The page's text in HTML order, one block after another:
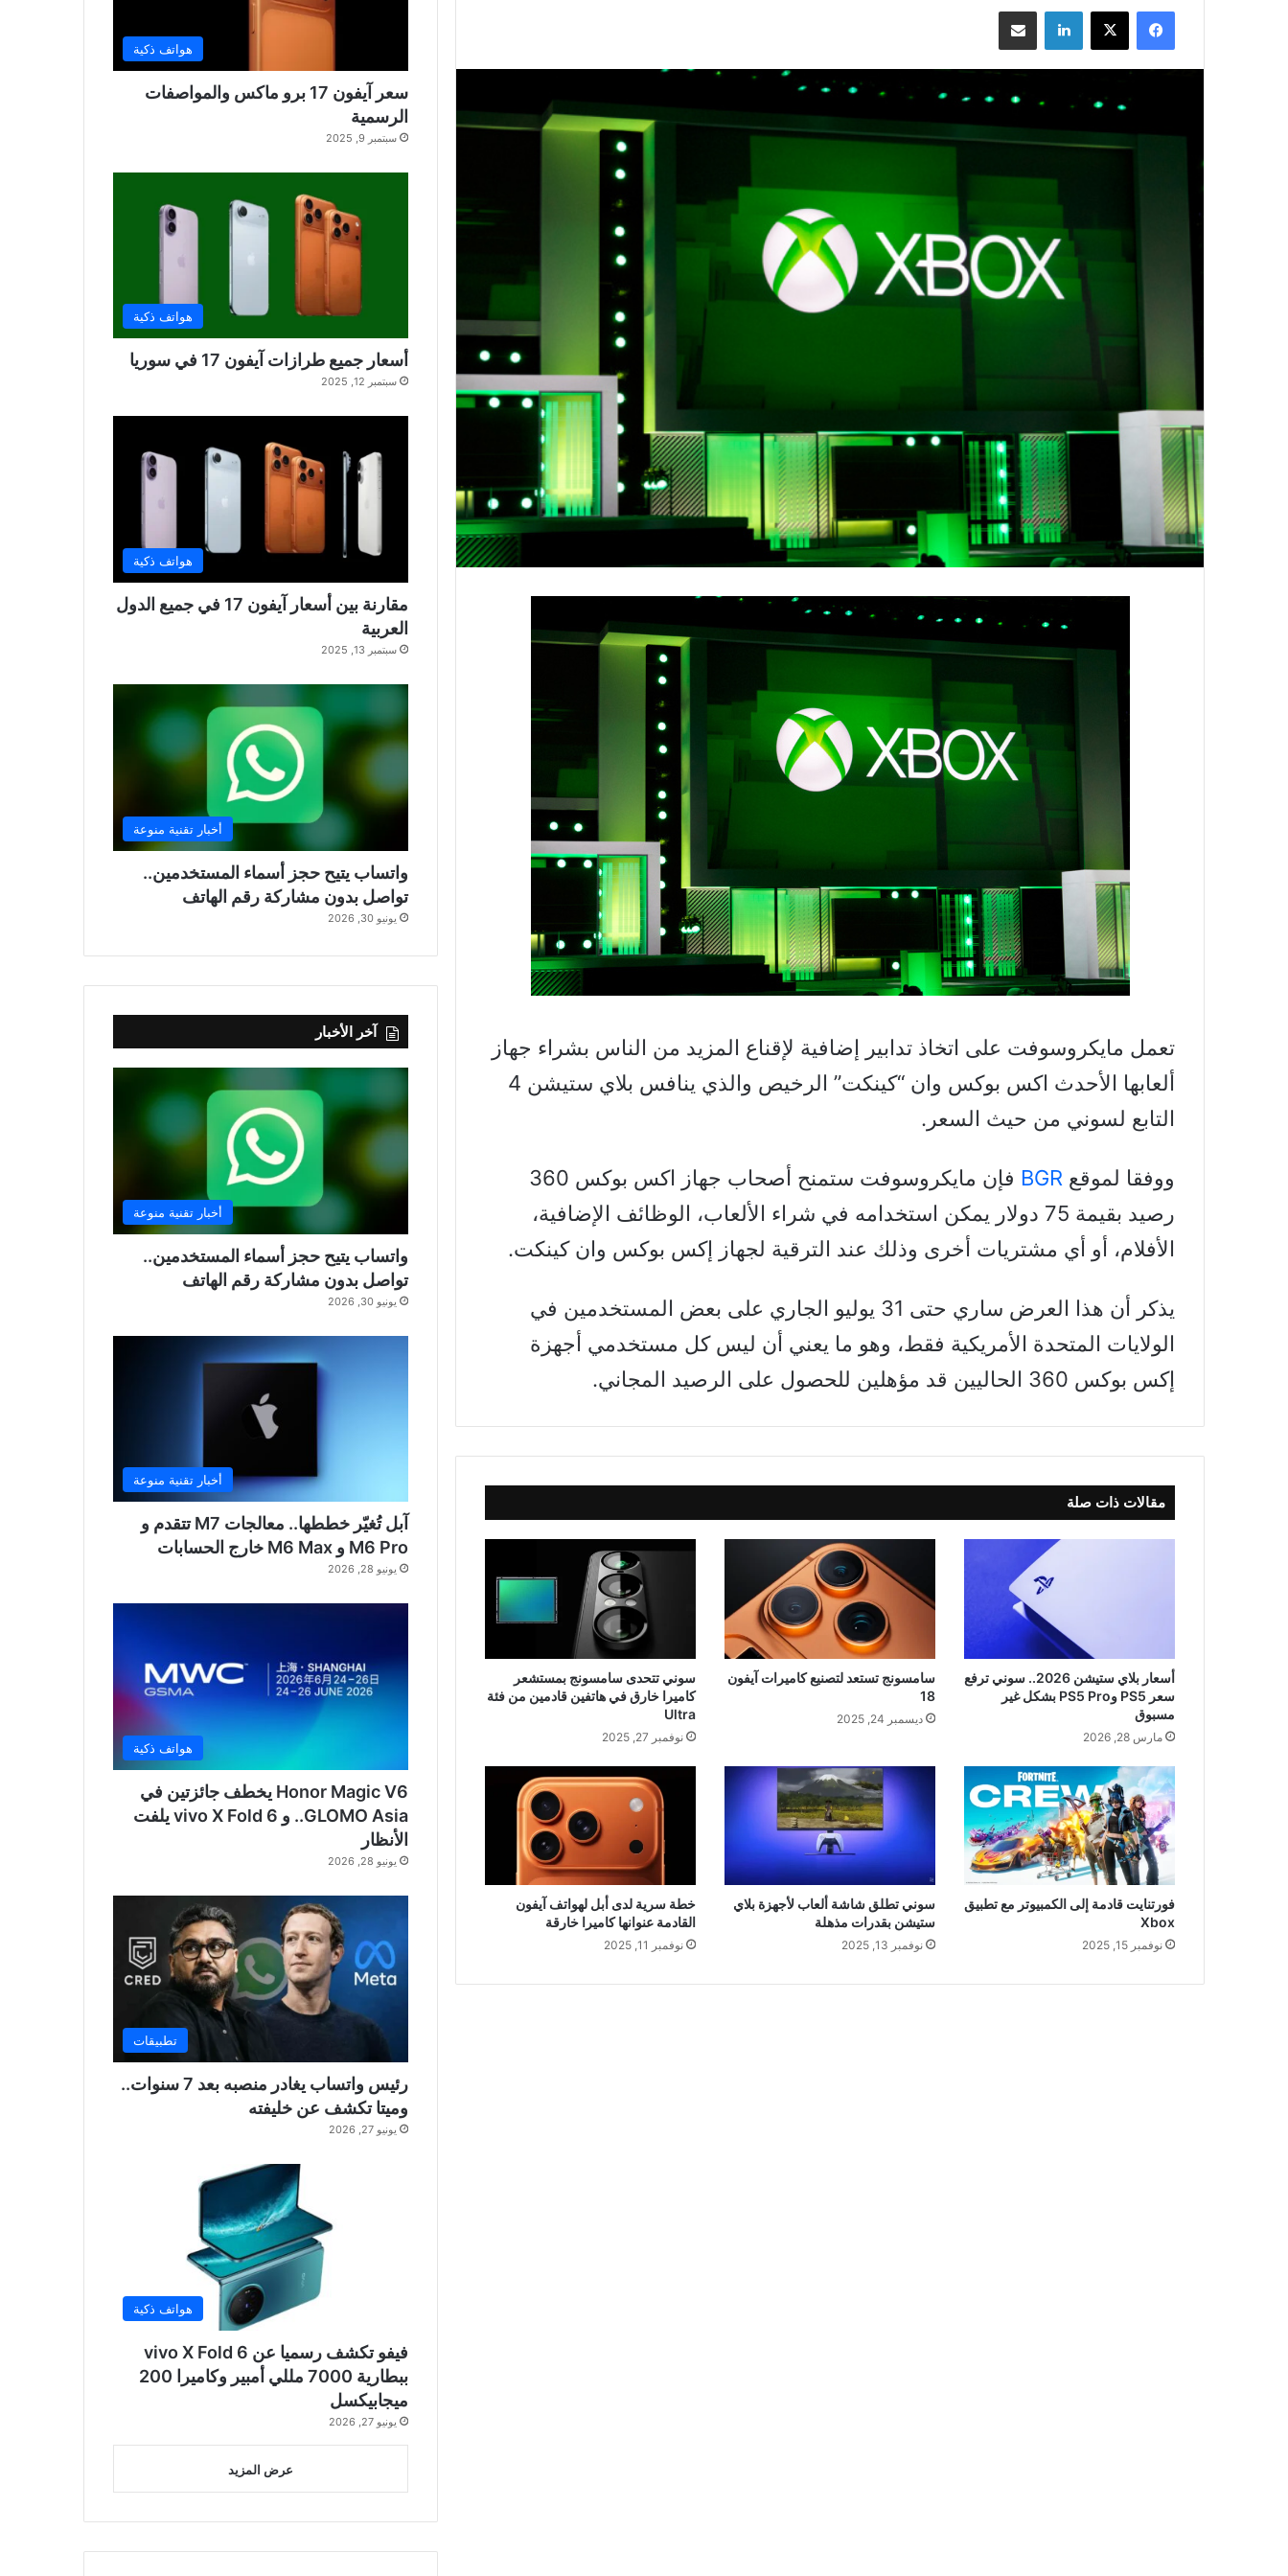
فيسبوك ‫X لينكدإن مشاركة بالبريد الإلكتروني
تعمل مايكروسوفت على اتخاذ تدابير إضافية لإقناع المزيد من الناس بشراء جهاز
ألعابها الأحدث اكس بوكس وان “كينكت” الرخيص والذي ينافس بلاي ستيشن 4
التابع لسوني من حيث السعر.
ووفقا لموقع BGR
فإن مايكروسوفت ستمنح أصحاب جهاز اكس بوكس 360
رصيد بقيمة 75 دولار يمكن استخدامه في شراء الألعاب، الوظائف الإضافية،
الأفلام، أو أي مشتريات أخرى وذلك عند الترقية لجهاز إكس بوكس وان كينكت.
يذكر أن هذا العرض ساري حتى 31 يوليو الجاري على بعض المستخدمين في
الولايات المتحدة الأمريكية فقط، وهو ما يعني أن ليس كل مستخدمي أجهزة
إكس بوكس ​​360 الحاليين قد مؤهلين للحصول على الرصيد المجاني.
مقالات ذات صلة
أسعار بلاي ستيشن 2026.. سوني ترفع
سعر PS5 وPS5 Pro بشكل غير
مسبوق
مارس 28, 2026
سامسونج تستعد لتصنيع كاميرات آيفون
18
ديسمبر 24, 2025
سوني تتحدى سامسونج بمستشعر
كاميرا خارق في هاتفين قادمين من فئة
Ultra
نوفمبر 27, 2025
فورتنايت قادمة إلى الكمبيوتر مع تطبيق
Xbox
نوفمبر 15, 2025
سوني تطلق شاشة ألعاب لأجهزة بلاي
ستيشن بقدرات مذهلة
نوفمبر 13, 2025
خطة سرية لدى أبل لهواتف آيفون
القادمة عنوانها كاميرا خارقة
نوفمبر 11, 2025
هواتف ذكية
سعر آيفون 17 برو ماكس والمواصفات
الرسمية
سبتمبر 9, 2025
هواتف ذكية
أسعار جميع طرازات آيفون 17 في سوريا
سبتمبر 12, 2025
هواتف ذكية
مقارنة بين أسعار آيفون 17 في جميع الدول
العربية
سبتمبر 13, 2025
أخبار تقنية منوعة
واتساب يتيح حجز أسماء المستخدمين..
تواصل بدون مشاركة رقم الهاتف
يونيو 30, 2026
آخر الأخبار
أخبار تقنية منوعة
واتساب يتيح حجز أسماء المستخدمين..
تواصل بدون مشاركة رقم الهاتف
يونيو 30, 2026
أخبار تقنية منوعة
آبل تُغيّر خططها.. معالجات M7 تتقدم و
M6 Pro و M6 Max خارج الحسابات
يونيو 28, 2026
هواتف ذكية
Honor Magic V6 يخطف جائزتين في
GLOMO Asia.. و vivo X Fold 6 يلفت
الأنظار
يونيو 28, 2026
تطبيقات
رئيس واتساب يغادر منصبه بعد 7 سنوات..
وميتا تكشف عن خليفته
يونيو 27, 2026
هواتف ذكية
فيفو تكشف رسميا عن vivo X Fold 6
ببطارية 7000 مللي أمبير وكاميرا 200
ميجابيكسل
يونيو 27, 2026
عرض المزيد